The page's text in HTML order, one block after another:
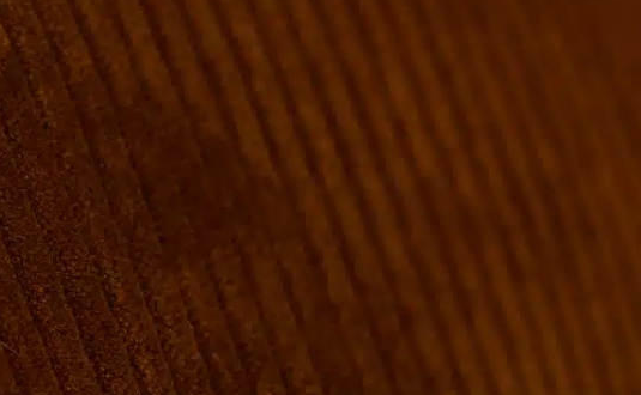
VÆRELSER & SENGE
GRUPPE BOOKINGER
FIRMAMØDER & EVENTS
SHUFFLEBOARD & POOL
GALLERI